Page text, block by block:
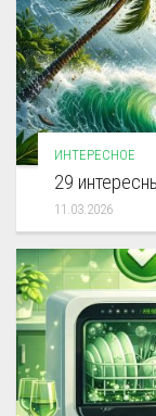
ИНТЕРЕСНОЕ
29
11.03.2026